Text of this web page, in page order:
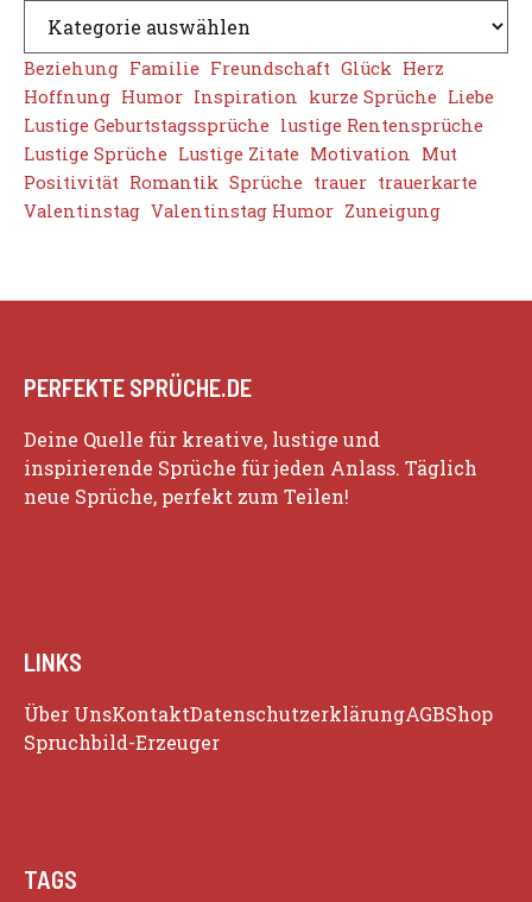
Beziehung Familie Freundschaft Glück Herz
Hoffnung Humor Inspiration kurze Sprüche Liebe
Lustige Geburtstagssprüche lustige Rentensprüche
Lustige Sprüche Lustige Zitate Motivation Mut
Positivität Romantik Sprüche trauer trauerkarte
Valentinstag Valentinstag Humor Zuneigung
PERFEKTE SPRÜCHE.DE
Deine Quelle für kreative, lustige und
inspirierende Sprüche für jeden Anlass. Täglich
neue Sprüche, perfekt zum Teilen!
LINKS
Über UnsKontaktDatenschutzerklärungAGBShop
Spruchbild-Erzeuger
TAGS